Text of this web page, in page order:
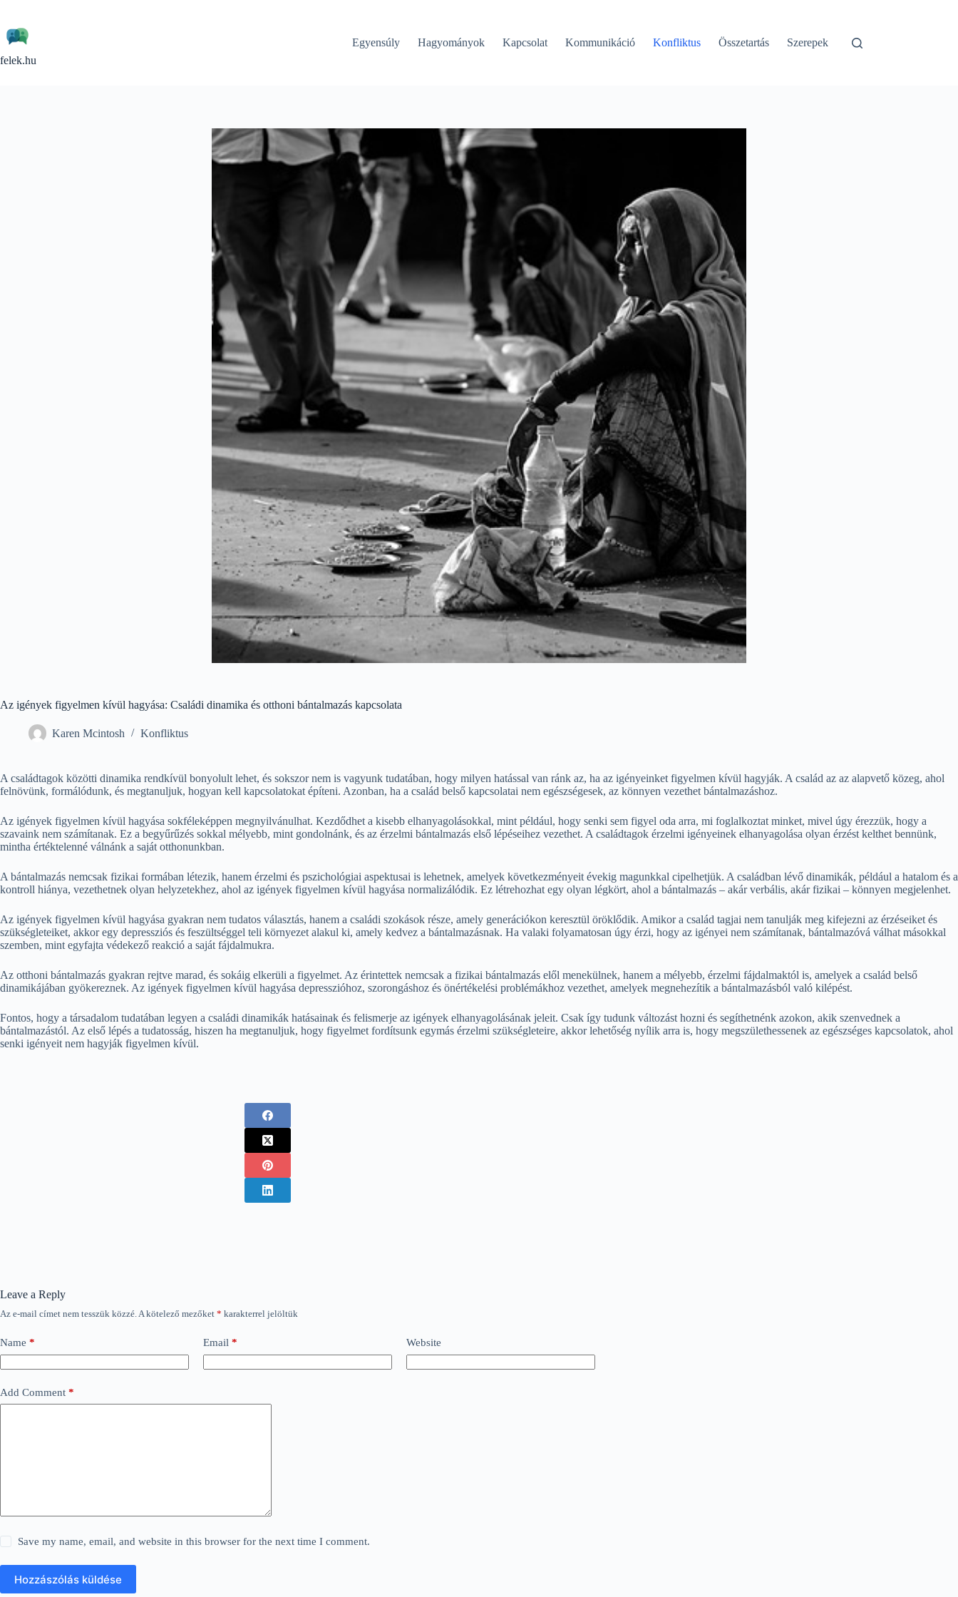
content
felek.hu
Egyensúly Hagyományok Kapcsolat Kommunikáció Konfliktus Összetartás Szerepek
Az igények figyelmen kívül hagyása: Családi dinamika és otthoni bántalmazás kapcsolata
Karen Mcintosh Konfliktus
A családtagok közötti dinamika rendkívül bonyolult lehet, és sokszor nem is vagyunk tudatában, hogy milyen hatással van ránk az, ha az igényeinket figyelmen kívül hagyják. A család az az alapvető közeg, ahol
felnövünk, formálódunk, és megtanuljuk, hogyan kell kapcsolatokat építeni. Azonban, ha a család belső kapcsolatai nem egészségesek, az könnyen vezethet bántalmazáshoz.
Az igények figyelmen kívül hagyása sokféleképpen megnyilvánulhat. Kezdődhet a kisebb elhanyagolásokkal, mint például, hogy senki sem figyel oda arra, mi foglalkoztat minket, mivel úgy érezzük, hogy a
szavaink nem számítanak. Ez a begyűrűzés sokkal mélyebb, mint gondolnánk, és az érzelmi bántalmazás első lépéseihez vezethet. A családtagok érzelmi igényeinek elhanyagolása olyan érzést kelthet bennünk,
mintha értéktelenné válnánk a saját otthonunkban.
A bántalmazás nemcsak fizikai formában létezik, hanem érzelmi és pszichológiai aspektusai is lehetnek, amelyek következményeit évekig magunkkal cipelhetjük. A családban lévő dinamikák, például a hatalom és a
kontroll hiánya, vezethetnek olyan helyzetekhez, ahol az igények figyelmen kívül hagyása normalizálódik. Ez létrehozhat egy olyan légkört, ahol a bántalmazás – akár verbális, akár fizikai – könnyen megjelenhet.
Az igények figyelmen kívül hagyása gyakran nem tudatos választás, hanem a családi szokások része, amely generációkon keresztül öröklődik. Amikor a család tagjai nem tanulják meg kifejezni az érzéseiket és
szükségleteiket, akkor egy depressziós és feszültséggel teli környezet alakul ki, amely kedvez a bántalmazásnak. Ha valaki folyamatosan úgy érzi, hogy az igényei nem számítanak, bántalmazóvá válhat másokkal
szemben, mint egyfajta védekező reakció a saját fájdalmukra.
Az otthoni bántalmazás gyakran rejtve marad, és sokáig elkerüli a figyelmet. Az érintettek nemcsak a fizikai bántalmazás elől menekülnek, hanem a mélyebb, érzelmi fájdalmaktól is, amelyek a család belső
dinamikájában gyökereznek. Az igények figyelmen kívül hagyása depresszióhoz, szorongáshoz és önértékelési problémákhoz vezethet, amelyek megnehezítik a bántalmazásból való kilépést.
Fontos, hogy a társadalom tudatában legyen a családi dinamikák hatásainak és felismerje az igények elhanyagolásának jeleit. Csak így tudunk változást hozni és segíthetnénk azokon, akik szenvednek a
bántalmazástól. Az első lépés a tudatosság, hiszen ha megtanuljuk, hogy figyelmet fordítsunk egymás érzelmi szükségleteire, akkor lehetőség nyílik arra is, hogy megszülethessenek az egészséges kapcsolatok, ahol
senki igényeit nem hagyják figyelmen kívül.
Leave a Reply
Az e-mail címet nem tesszük közzé.A kötelező mezőket * karakterrel jelöltük
Name * Email * Website
Add Comment *
Save my name, email, and website in this browser for the next time I comment.
Hozzászólás küldése